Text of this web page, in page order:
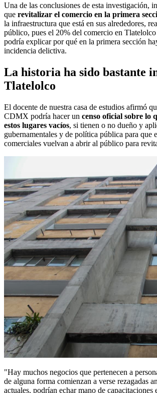
Una de las conclusiones de esta investigación,
que revitalizar el comercio en la primera
la infraestructura que está en sus alrededores,
público, pues el 20% del comercio en
podría explicar por qué en la primera sección
incidencia delictiva.
La historia ha sido bastante
Tlatelolco
El docente de nuestra casa de estudios afirmó
CDMX podría hacer un censo oficial sobre lo
estos lugares vacíos, si tienen o no dueño y
gubernamentales y de política pública para que
comerciales vuelvan a abrir al público para
"Hay muchos negocios que pertenecen a
de alguna forma comienzan a verse rezagadas
actuales, podrían echar mano de capacitaciones